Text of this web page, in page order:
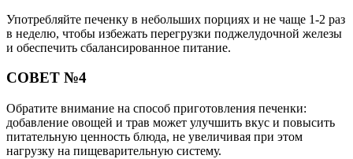
Употребляйте печенку в небольших порциях и не чаще 1-2 раз
в неделю, чтобы избежать перегрузки поджелудочной железы
и обеспечить сбалансированное питание.
СОВЕТ №4
Обратите внимание на способ приготовления печенки:
добавление овощей и трав может улучшить вкус и повысить
питательную ценность блюда, не увеличивая при этом
нагрузку на пищеварительную систему.